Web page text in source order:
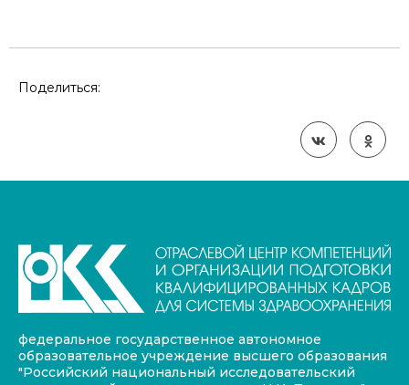
Поделиться:
федеральное государственное автономное
образовательное учреждение высшего образования
"Российский национальный исследовательский